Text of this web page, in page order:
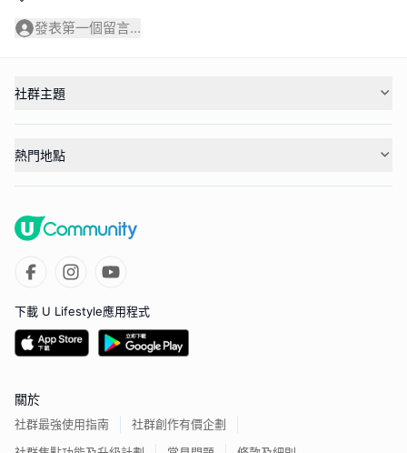
發表第一個留言...
社群主題
熱門地點
下載 U Lifestyle應用程式
關於
社群最強使用指南
社群創作有價企劃